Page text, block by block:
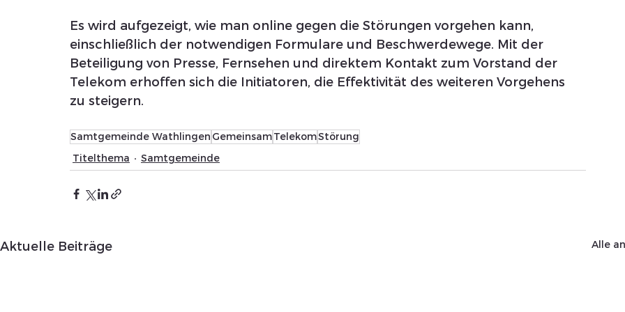
Es wird aufgezeigt, wie man online gegen die Störungen vorgehen kann,
einschließlich der notwendigen Formulare und Beschwerdewege. Mit der
Beteiligung von Presse, Fernsehen und direktem Kontakt zum Vorstand der
Telekom erhoffen sich die Initiatoren, die Effektivität des weiteren Vorgehens
zu steigern.
Samtgemeinde Wathlingen GemeinsamTelekomStörung
Titelthema
Samtgemeinde
Aktuelle Beiträge Alle